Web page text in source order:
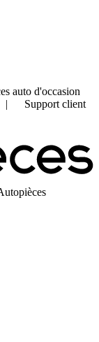
auto d'occasion
| Support client